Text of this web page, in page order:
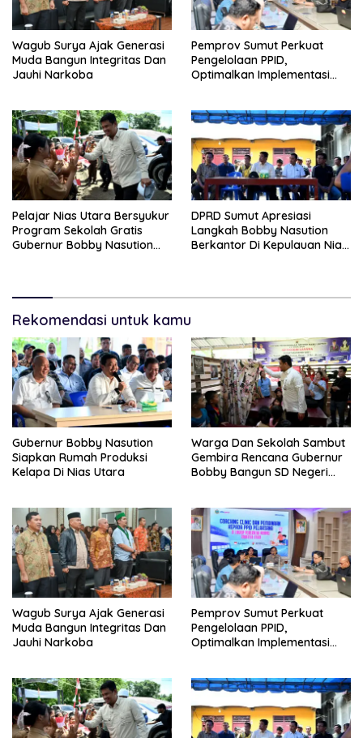
Wagub Surya Ajak Generasi
Muda Bangun Integritas Dan
Jauhi Narkoba
Pemprov Sumut Perkuat
Pengelolaan PPID,
Optimalkan Implementasi
Pelajar Nias Utara Bersyukur
Program Sekolah Gratis
Gubernur Bobby Nasution
DPRD Sumut Apresiasi
Langkah Bobby Nasution
Berkantor Di Kepulauan Nias,
Rekomendasi untuk kamu
Gubernur Bobby Nasution
Siapkan Rumah Produksi
Kelapa Di Nias Utara
Warga Dan Sekolah Sambut
Gembira Rencana Gubernur
Bobby Bangun SD Negeri
Wagub Surya Ajak Generasi
Muda Bangun Integritas Dan
Jauhi Narkoba
Pemprov Sumut Perkuat
Pengelolaan PPID,
Optimalkan Implementasi